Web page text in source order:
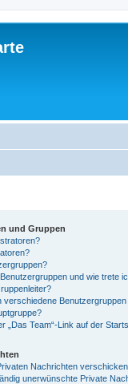
und Gruppen
und wie trete
verschiedene
„Das Team“-Link auf der
Nachrichten
unerwünschte Private